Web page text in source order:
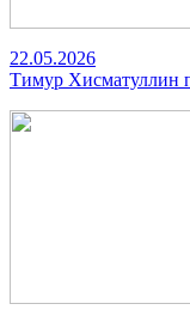
22.05.2026
Тимур Хисматуллин